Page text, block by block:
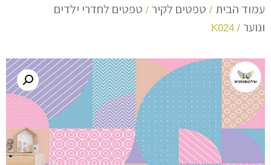
עמוד הבית / טפטים לקיר / טפטים לחדרי ילדים
ונוער / K024